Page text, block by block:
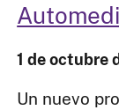
1 de octubre
Un nuevo